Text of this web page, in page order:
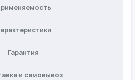
Гарантия
и самовывоз